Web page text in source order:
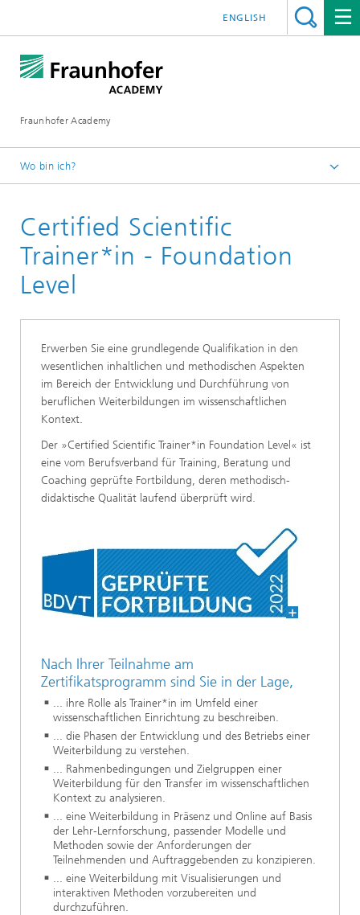
Fraunhofer Academy
ENGLISH
Wo bin ich?
Über uns
Certified Scientific Trainer*in
Certified Scientific
Trainer*in - Foundation
Level
Erwerben Sie eine grundlegende Qualifikation in den
wesentlichen inhaltlichen und methodischen Aspekten
im Bereich der Entwicklung und Durchführung von
beruflichen Weiterbildungen im wissenschaftlichen
Kontext.
Der »Certified Scientific Trainer*in Foundation Level« ist
eine vom Berufsverband für Training, Beratung und
Coaching geprüfte Fortbildung, deren methodisch-
didaktische Qualität laufend überprüft wird.
Nach Ihrer Teilnahme am
Zertifikatsprogramm sind Sie in der Lage,
... ihre Rolle als Trainer*in im Umfeld einer
wissenschaftlichen Einrichtung zu beschreiben.
... die Phasen der Entwicklung und des Betriebs einer
Weiterbildung zu verstehen.
... Rahmenbedingungen und Zielgruppen einer
Weiterbildung für den Transfer im wissenschaftlichen
Kontext zu analysieren.
... eine Weiterbildung in Präsenz und Online auf Basis
der Lehr-Lernforschung, passender Modelle und
Methoden sowie der Anforderungen der
Teilnehmenden und Auftraggebenden zu konzipieren.
... eine Weiterbildung mit Visualisierungen und
interaktiven Methoden vorzubereiten und
durchzuführen.